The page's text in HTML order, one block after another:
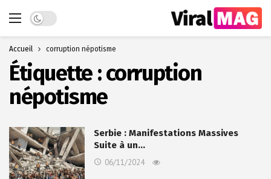
Dark mode
Accueil corruption népotisme
Étiquette :corruption
népotisme
Serbie : Manifestations Massives
Suite à un…
06/11/2024